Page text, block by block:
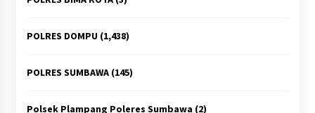
POLRES DOMPU(1,438)
POLRES SUMBAWA(145)
Polsek Plampang Poleres Sumbawa (2)